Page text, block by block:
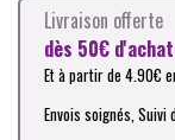
Livraison offerte
dès 50€
Et à partir de 4.90€
Envois soignés, Suivi